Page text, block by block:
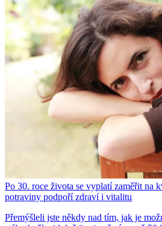
Po 30. roce života se vyplatí zaměřit na
potraviny podpoří zdraví i vitalitu
Přemýšleli jste někdy nad tím, jak je